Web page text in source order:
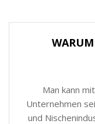
Man kann
Unternehmen
und